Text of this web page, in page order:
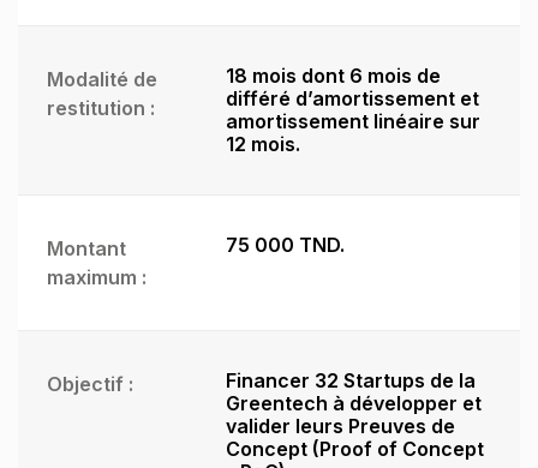
Modalité de
restitution :
18 mois dont 6 mois de
différé d’amortissement et
amortissement linéaire sur
12 mois.
Montant
maximum :
75 000 TND.
Objectif :
Financer 32 Startups de la
Greentech à développer et
valider leurs Preuves de
Concept (Proof of Concept